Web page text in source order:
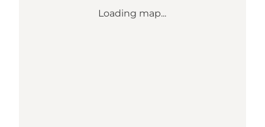
Loading map...